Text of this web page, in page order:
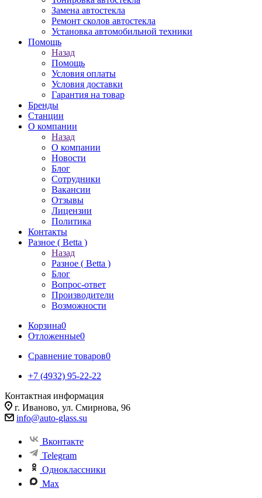
Замена автостекла
Ремонт сколов автостекла
Установка автомобильной техники
Помощь
Назад
Помощь
Условия оплаты
Условия доставки
Гарантия на товар
Бренды
Станции
О компании
Назад
О компании
Новости
Блог
Сотрудники
Вакансии
Отзывы
Лицензии
Политика
Контакты
Разное ( Betta )
Назад
Разное ( Betta )
Блог
Вопрос-ответ
Производители
Возможности
Корзина0
Отложенные0
Сравнение товаров0
+7 (4932) 95-22-22
Контактная информация
г. Иваново, ул. Смирнова, 96
info@auto-glass.su
Вконтакте
Telegram
Одноклассники
Max